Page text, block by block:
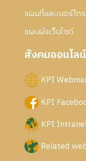
แผนที่และเบอร์โทร
แผนผังเว็บไซด์
สังคมออนไลน์
KPI
KPI
KPI
Related